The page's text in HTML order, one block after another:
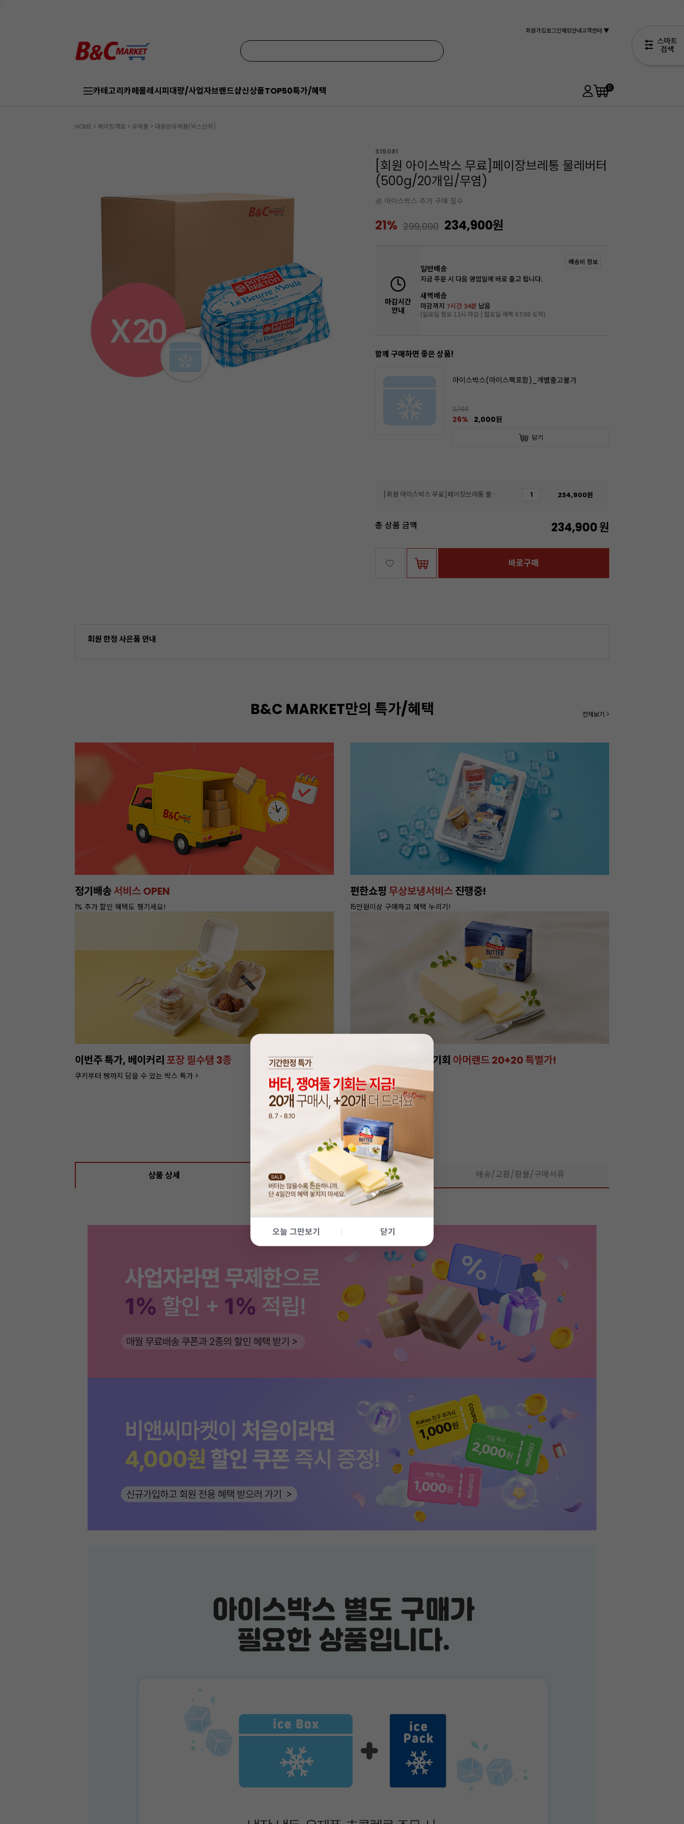
오늘 그만보기 닫기
회원가입로그인매장안내고객센터 ▼
카테고리카페몰레시피대량/사업자브랜드샵신상품TOP50특가/혜택 0
HOME > 베이킹재료 > 유제품 > 대용량유제품(박스단위)
S15081
[회원 아이스박스 무료]페이장브레통 물레버터
(500g/20개입/무염)
🧊 아이스박스 추가 구매 필수
21% 299,000 234,900원
마감시간
안내
일반배송
지금 주문 시 다음 영업일에 바로 출고 됩니다.
새벽배송
마감까지 7시간 34분 남음
(일요일 정오 12시 마감 | 월요일 새벽 07:00 도착)
배송비 정보
함께 구매하면 좋은 상품!
아이스박스(아이스팩포함)_개별출고불가
2,700
26% 2,000원
담기
[회원 아이스박스 무료]페이장브레통 물레버터(500g/20개입/무염) 234,900원
총 상품 금액 234,900원
바로구매
회원 한정 사은품 안내
B&C MARKET만의 특가/혜택 전체보기 >
정기배송서비스 OPEN
1% 추가 할인 혜택도 챙기세요!
편한쇼핑 무상보냉서비스진행중!
15만원이상 구매하고 혜택 누리기!
이번주 특가, 베이커리 포장 필수템 3종
쿠키부터 빵까지 담을 수 있는 박스 특가 >
단 4일, 버터 쟁여둘 기회 아머랜드 20+20 특별가!
특별 할인가 만나러 가기 >
상품 상세 상품 리뷰0 배송/교환/환불/구매서류